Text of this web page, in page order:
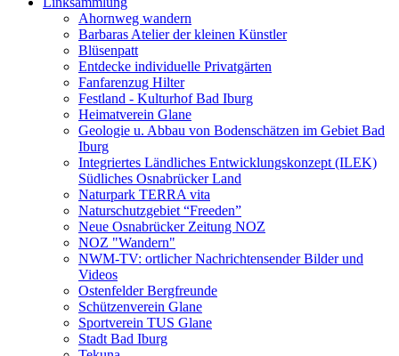
Ahornweg wandern
Barbaras Atelier der kleinen Künstler
Blüsenpatt
Entdecke individuelle Privatgärten
Fanfarenzug Hilter
Festland - Kulturhof Bad Iburg
Heimatverein Glane
Geologie u. Abbau von Bodenschätzen im Gebiet Bad
Iburg
Integriertes Ländliches Entwicklungskonzept (ILEK)
Südliches Osnabrücker Land
Naturpark TERRA vita
Naturschutzgebiet “Freeden”
Neue Osnabrücker Zeitung NOZ
NOZ "Wandern"
NWM-TV: ortlicher Nachrichtensender Bilder und
Videos
Ostenfelder Bergfreunde
Schützenverein Glane
Sportverein TUS Glane
Stadt Bad Iburg